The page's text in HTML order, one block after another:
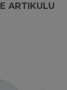
ARTIKULU